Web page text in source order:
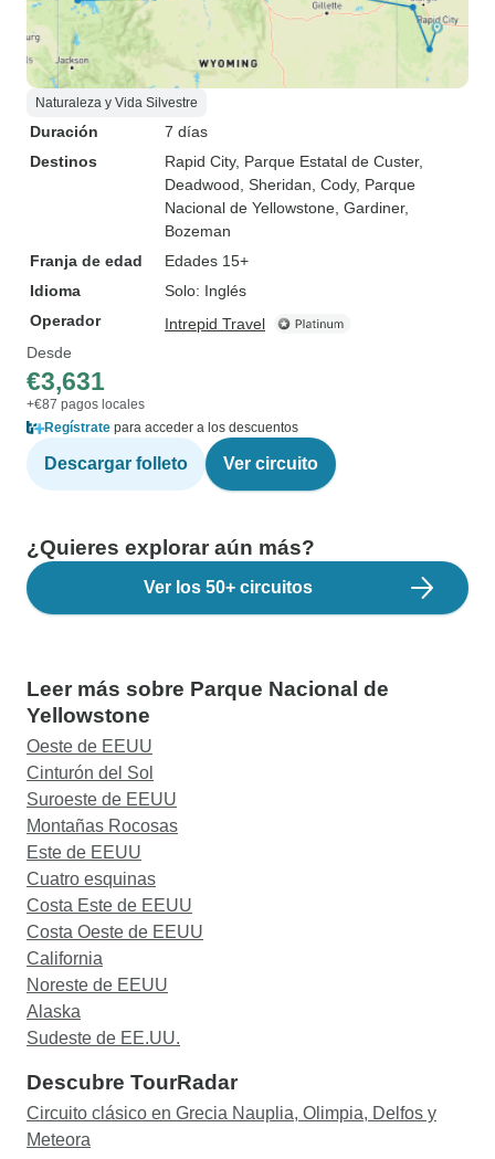
Naturaleza y Vida Silvestre
Duración
7 días
Destinos
Rapid City, Parque Estatal de Custer,
Deadwood , Sheridan , Cody, Parque
Nacional de Yellowstone , Gardiner,
Bozeman
Franja de edad
Edades 15+
Idioma
Solo: Inglés
Operador
Intrepid Travel
Desde
€3,631
+€87 pagos locales
Regístrate para acceder a los descuentos
Descargar folleto Ver circuito
¿Quieres explorar aún más?
Ver los 50+ circuitos
Leer más sobre Parque Nacional de
Yellowstone
Oeste de EEUU
Cinturón del Sol
Suroeste de EEUU
Montañas Rocosas
Este de EEUU
Cuatro esquinas
Costa Este de EEUU
Costa Oeste de EEUU
California
Noreste de EEUU
Alaska
Sudeste de EE.UU.
Descubre TourRadar
Circuito clásico en Grecia Nauplia, Olimpia, Delfos y
Meteora